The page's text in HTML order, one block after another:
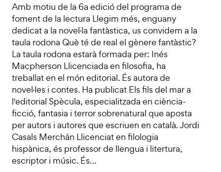
Amb motiu de la 6a edició del programa de
foment de la lectura Llegim més, enguany
dedicat a la novel·la fantàstica, us convidem a la
taula rodona Què té de real el gènere fantàstic?
La taula rodona estarà formada per: Inés
Macpherson Llicenciada en filosofia, ha
treballat en el món editorial. És autora de
novel·les i contes. Ha publicat Els fils del mar a
l'editorial Spècula, especialitzada en ciència-
ficció, fantasia i terror sobrenatural que aposta
per autors i autores que escriuen en català. Jordi
Casals Merchán Llicenciat en filologia
hispànica, és professor de llengua i litertura,
escriptor i músic. És…